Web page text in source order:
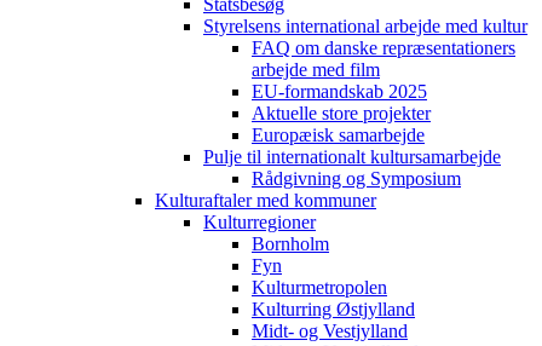
Statsbesøg
Styrelsens international arbejde med kultur
FAQ om danske repræsentationers
arbejde med film
EU-formandskab 2025
Aktuelle store projekter
Europæisk samarbejde
Pulje til internationalt kultursamarbejde
Rådgivning og Symposium
Kulturaftaler med kommuner
Kulturregioner
Bornholm
Fyn
Kulturmetropolen
Kulturring Østjylland
Midt- og Vestjylland